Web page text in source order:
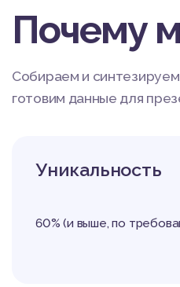
Почему
Собираем и
готовим данные для
Уникальность
60% (и выше, по